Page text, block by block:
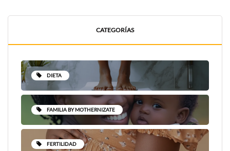
CATEGORÍAS
DIETA
FAMILIA BY MOTHERNIZATE
FERTILIDAD